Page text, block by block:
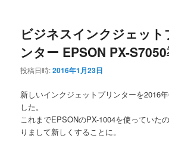
ビジネスインクジェット
ンター EPSON PX-S7050
投稿日時:2016年1月23日
新しいインクジェットプリンターを2016
した。
これまでEPSONのPX-1004を使っていた
りまして新しくすることに。